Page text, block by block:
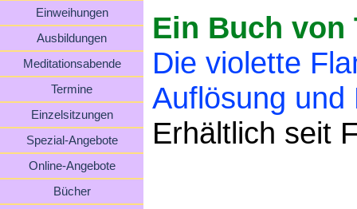
Einweihungen
Ausbildungen
Meditationsabende
Termine
Einzelsitzungen
Spezial-Angebote
Online-Angebote
Bücher
Ein Buch von
Die violette
Auflösung und
Erhältlich seit